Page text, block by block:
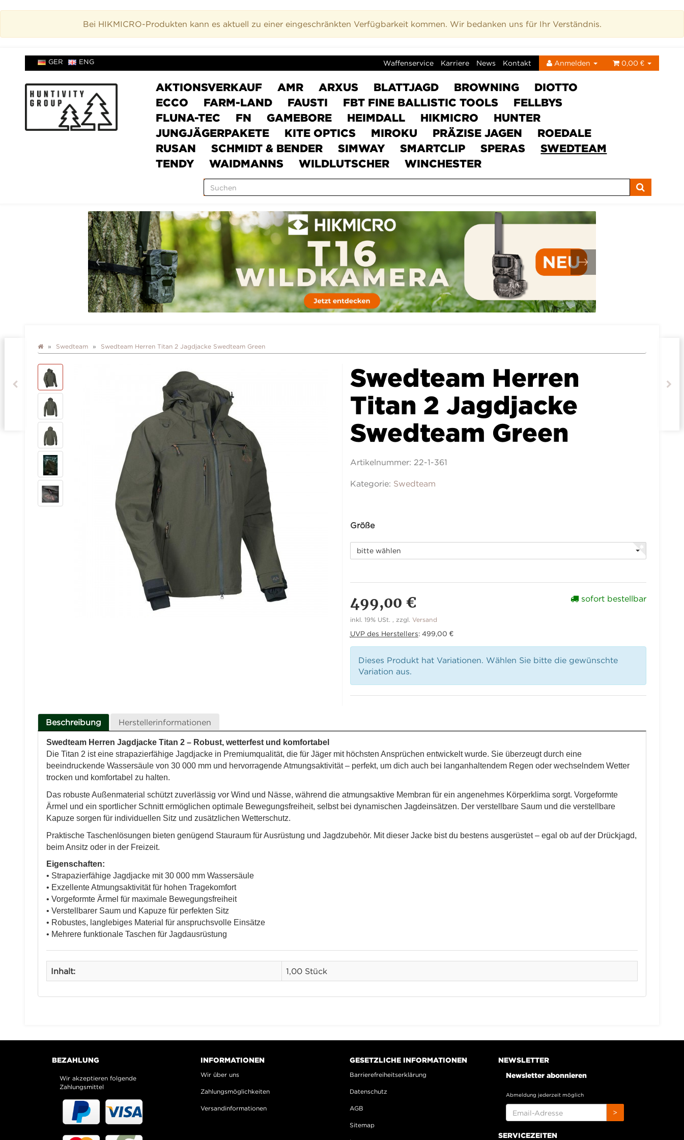
Bei HIKMICRO-Produkten kann es aktuell zu einer eingeschränkten Verfügbarkeit kommen. Wir bedanken uns für Ihr Verständnis.
GER ENG Waffenservice Karriere News Kontakt Anmelden 0,00 €
AKTIONSVERKAUF AMR ARXUS BLATTJAGD BROWNING
DIOTTO
ECCO
FARM-LAND FAUSTI FBT FINE BALLISTIC TOOLS
FELLBYS
FLUNA-TEC
FN GAMEBORE HEIMDALL HIKMICRO
HUNTER
JUNGJÄGERPAKETE
KITE OPTICS MIROKU PRÄZISE JAGEN
ROEDALE
RUSAN
SCHMIDT & BENDER SIMWAY SMARTCLIP SPERAS
SWEDTEAM
TENDY
WAIDMANNS WILDLUTSCHER WINCHESTER
Swedteam Swedteam Herren Titan 2 Jagdjacke Swedteam Green
Swedteam Herren
Titan 2 Jagdjacke
Swedteam Green
Artikelnummer: 22-1-361
Kategorie: Swedteam
Größe
bitte wählen
499,00 €
inkl. 19% USt. , zzgl. Versand
UVP des Herstellers: 499,00 €
sofort bestellbar
Dieses Produkt hat Variationen. Wählen Sie bitte die gewünschte
Variation aus.
Beschreibung Herstellerinformationen
Swedteam Herren Jagdjacke Titan 2 – Robust, wetterfest und komfortabel
Die Titan 2 ist eine strapazierfähige Jagdjacke in Premiumqualität, die für Jäger mit höchsten Ansprüchen entwickelt wurde. Sie überzeugt durch eine
beeindruckende Wassersäule von 30 000 mm und hervorragende Atmungsaktivität – perfekt, um dich auch bei langanhaltendem Regen oder wechselndem Wetter
trocken und komfortabel zu halten.
Das robuste Außenmaterial schützt zuverlässig vor Wind und Nässe, während die atmungsaktive Membran für ein angenehmes Körperklima sorgt. Vorgeformte
Ärmel und ein sportlicher Schnitt ermöglichen optimale Bewegungsfreiheit, selbst bei dynamischen Jagdeinsätzen. Der verstellbare Saum und die verstellbare
Kapuze sorgen für individuellen Sitz und zusätzlichen Wetterschutz.
Praktische Taschenlösungen bieten genügend Stauraum für Ausrüstung und Jagdzubehör. Mit dieser Jacke bist du bestens ausgerüstet – egal ob auf der Drückjagd,
beim Ansitz oder in der Freizeit.
Eigenschaften:
• Strapazierfähige Jagdjacke mit 30 000 mm Wassersäule
• Exzellente Atmungsaktivität für hohen Tragekomfort
• Vorgeformte Ärmel für maximale Bewegungsfreiheit
• Verstellbarer Saum und Kapuze für perfekten Sitz
• Robustes, langlebiges Material für anspruchsvolle Einsätze
• Mehrere funktionale Taschen für Jagdausrüstung
Inhalt: 1,00 Stück
BEZAHLUNG
Wir akzeptieren folgende
Zahlungsmittel
INFORMATIONEN
Wir über uns
Zahlungsmöglichkeiten
Versandinformationen
GESETZLICHE INFORMATIONEN
Barrierefreiheitserklärung
Datenschutz
AGB
Sitemap
NEWSLETTER
Newsletter abonnieren
Abmeldung jederzeit möglich
ADRESSE
>
SERVICEZEITEN